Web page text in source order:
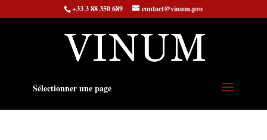
+33 3 88 350 689 contact@vinum.pro
Sélectionner une page